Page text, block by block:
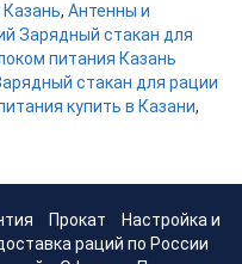
Казань, Антенны и
Зарядный стакан для
питания Казань
стакан для рации
купить в Казани,
Прокат
Настройка и
раций по России